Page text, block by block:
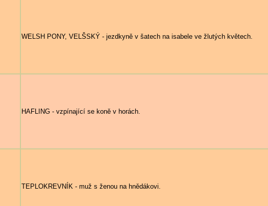
WELSH PONY, VELŠSKÝ - jezdkyně v šatech na isabele ve žlutých květech.
HAFLING - vzpínající se koně v horách.
TEPLOKREVNÍK - muž s ženou na hnědákovi.